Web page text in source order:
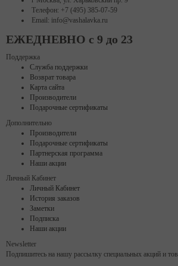
Телефон: +7 (495) 385-07-59
Email: info@vashalavka.ru
ЕЖЕДНЕВНО с 9 до 23
Поддержка
Служба поддержки
Возврат товара
Карта сайта
Производители
Подарочные сертификаты
Дополнительно
Производители
Подарочные сертификаты
Партнерская программа
Наши акции
Личный Кабинет
Личный Кабинет
История заказов
Заметки
Подписка
Наши акции
Newsletter
Подпишитесь на нашу рассылку специальных акций и